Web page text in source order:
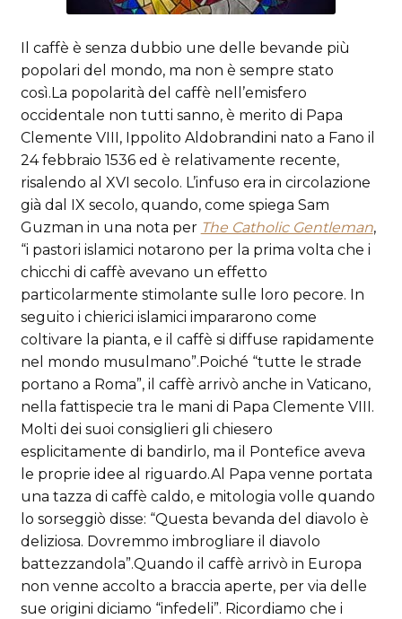
Il caffè è senza dubbio une delle bevande più
popolari del mondo, ma non è sempre stato
così. La popolarità del caffè nell’emisfero
occidentale non tutti sanno, è merito di Papa
Clemente VIII, Ippolito Aldobrandini nato a Fano il
24 febbraio 1536 ed è relativamente recente,
risalendo al XVI secolo. L’infuso era in circolazione
già dal IX secolo, quando, come spiega Sam
Guzman in una nota per The Catholic Gentleman,
“i pastori islamici notarono per la prima volta che i
chicchi di caffè avevano un effetto
particolarmente stimolante sulle loro pecore. In
seguito i chierici islamici impararono come
coltivare la pianta, e il caffè si diffuse rapidamente
nel mondo musulmano”. Poiché “tutte le strade
portano a Roma”, il caffè arrivò anche in Vaticano,
nella fattispecie tra le mani di Papa Clemente VIII.
Molti dei suoi consiglieri gli chiesero
esplicitamente di bandirlo, ma il Pontefice aveva
le proprie idee al riguardo.Al Papa venne portata
una tazza di caffè caldo, e mitologia volle quando
lo sorseggiò disse: “Questa bevanda del diavolo è
deliziosa. Dovremmo imbrogliare il diavolo
battezzandola”.Quando il caffè arrivò in Europa
non venne accolto a braccia aperte, per via delle
sue origini diciamo “infedeli”. Ricordiamo che i